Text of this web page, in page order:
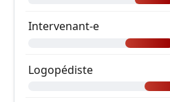
Intervenant-e
Logopédiste